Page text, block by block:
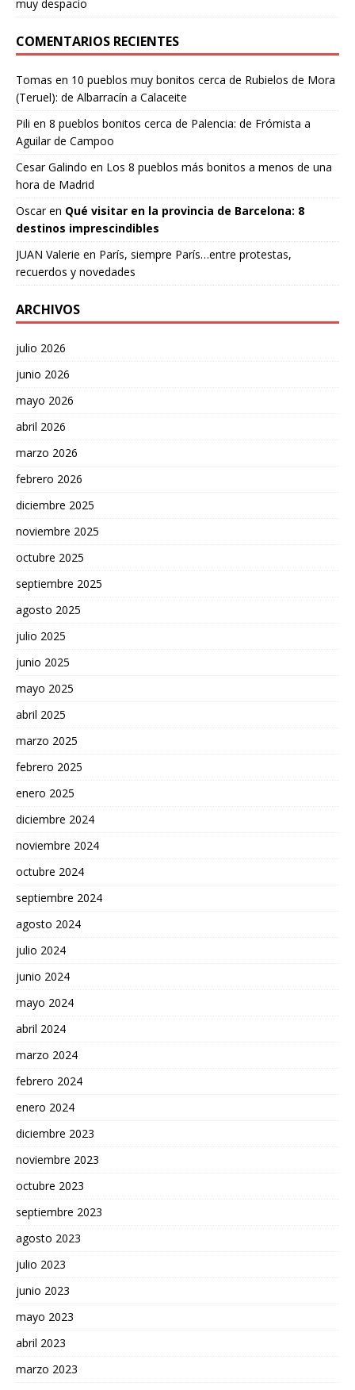
muy despacio
COMENTARIOS RECIENTES
Tomas en 10 pueblos muy bonitos cerca de Rubielos de Mora
(Teruel): de Albarracín a Calaceite
Pili en 8 pueblos bonitos cerca de Palencia: de Frómista a
Aguilar de Campoo
Cesar Galindo en Los 8 pueblos más bonitos a menos de una
hora de Madrid
Oscaren Qué visitar en la provincia de Barcelona: 8
destinos imprescindibles
JUAN Valerie en París, siempre París…entre protestas,
recuerdos y novedades
ARCHIVOS
julio 2026
junio 2026
mayo 2026
abril 2026
marzo 2026
febrero 2026
diciembre 2025
noviembre 2025
octubre 2025
septiembre 2025
agosto 2025
julio 2025
junio 2025
mayo 2025
abril 2025
marzo 2025
febrero 2025
enero 2025
diciembre 2024
noviembre 2024
octubre 2024
septiembre 2024
agosto 2024
julio 2024
junio 2024
mayo 2024
abril 2024
marzo 2024
febrero 2024
enero 2024
diciembre 2023
noviembre 2023
octubre 2023
septiembre 2023
agosto 2023
julio 2023
junio 2023
mayo 2023
abril 2023
marzo 2023